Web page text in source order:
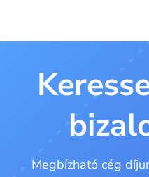
Megbízható cég